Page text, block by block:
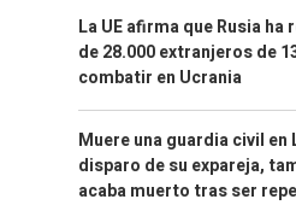
La UE afirma que Rusia
de 28.000 extranjeros de
combatir en Ucrania
Muere una guardia civil en
disparo de su expareja,
acaba muerto tras ser